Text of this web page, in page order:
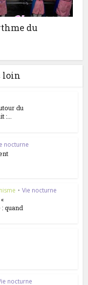
du
loin
du
:...
nocturne
• Vie nocturne
quand
nocturne